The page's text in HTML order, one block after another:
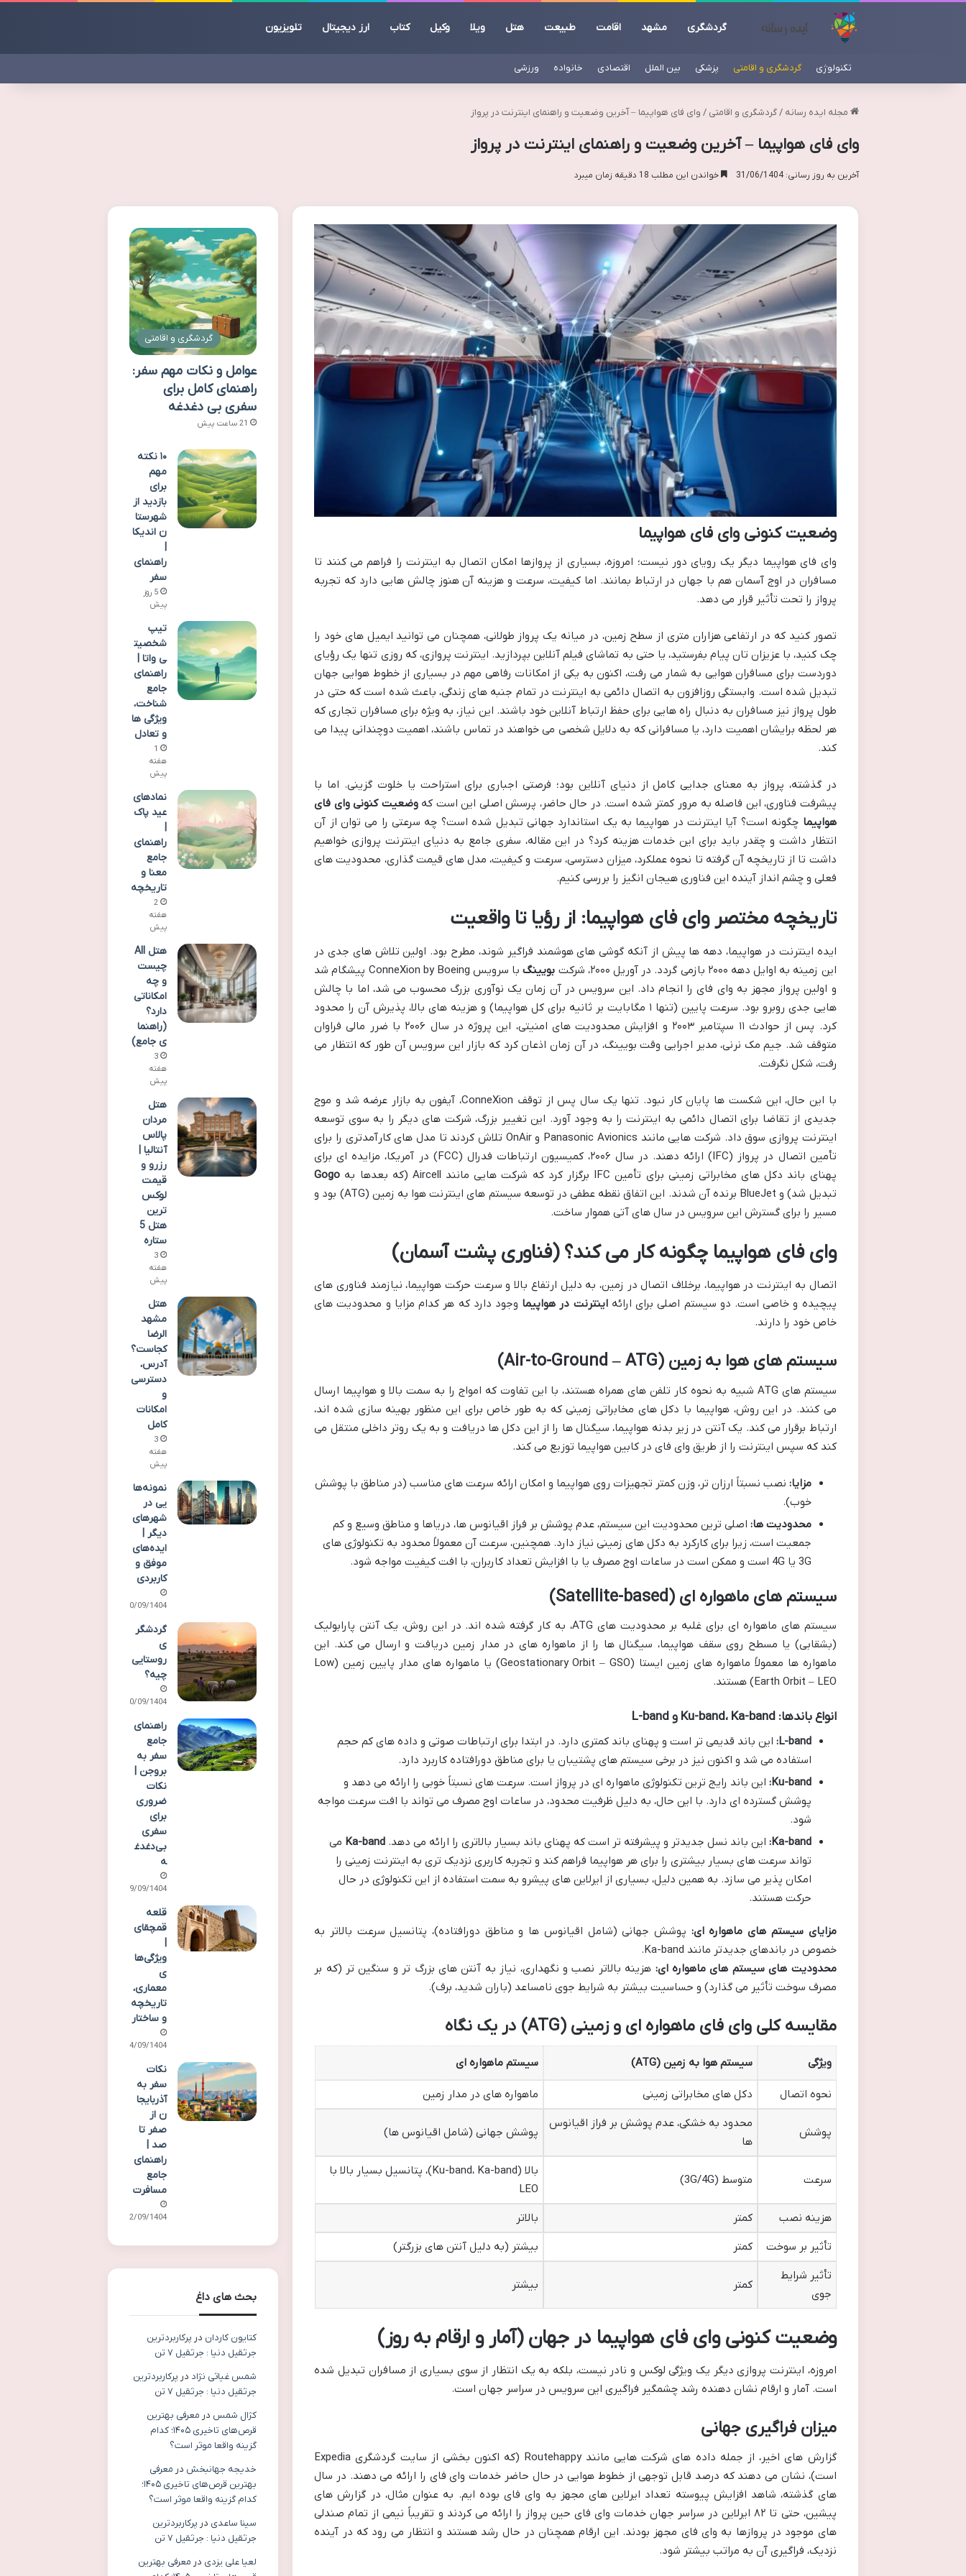
گردشگری مشهد اقامت طبیعت هتل ویلا وکیل کتاب ارز دیجیتال تلویزیون
تکنولوژی گردشگری و اقامتی پزشکی بین الملل اقتصادی خانواده ورزشی
مجله ایده رسانه / گردشگری و اقامتی / وای فای هواپیما – آخرین وضعیت و راهنمای اینترنت در پرواز
وای فای هواپیما – آخرین وضعیت و راهنمای اینترنت در پرواز
آخرین به روز رسانی: 31/06/1404 خواندن این مطلب 18 دقیقه زمان میبرد
وضعیت کنونی وای فای هواپیما
وای فای هواپیما دیگر یک رویای دور نیست؛ امروزه، بسیاری از پروازها امکان اتصال به اینترنت را فراهم می کنند تا
مسافران در اوج آسمان هم با جهان در ارتباط بمانند. اما کیفیت، سرعت و هزینه آن هنوز چالش هایی دارد که تجربه
پرواز را تحت تأثیر قرار می دهد.
تصور کنید که در ارتفاعی هزاران متری از سطح زمین، در میانه یک پرواز طولانی، همچنان می توانید ایمیل های خود را
چک کنید، با عزیزان تان پیام بفرستید، یا حتی به تماشای فیلم آنلاین بپردازید. اینترنت پروازی، که روزی تنها یک رؤیای
دوردست برای مسافران هوایی به شمار می رفت، اکنون به یکی از امکانات رفاهی مهم در بسیاری از خطوط هوایی جهان
تبدیل شده است. وابستگی روزافزون به اتصال دائمی به اینترنت در تمام جنبه های زندگی، باعث شده است که حتی در
طول پرواز نیز مسافران به دنبال راه هایی برای حفظ ارتباط آنلاین خود باشند. این نیاز، به ویژه برای مسافران تجاری که
هر لحظه برایشان اهمیت دارد، یا مسافرانی که به دلایل شخصی می خواهند در تماس باشند، اهمیت دوچندانی پیدا می
کند.
در گذشته، پرواز به معنای جدایی کامل از دنیای آنلاین بود؛ فرصتی اجباری برای استراحت یا خلوت گزینی. اما با
پیشرفت فناوری، این فاصله به مرور کمتر شده است. در حال حاضر، پرسش اصلی این است کهوضعیت کنونی وای فای
هواپیما چگونه است؟ آیا اینترنت در هواپیما به یک استاندارد جهانی تبدیل شده است؟ چه سرعتی را می توان از آن
انتظار داشت و چقدر باید برای این خدمات هزینه کرد؟ در این مقاله، سفری جامع به دنیای اینترنت پروازی خواهیم
داشت تا از تاریخچه آن گرفته تا نحوه عملکرد، میزان دسترسی، سرعت و کیفیت، مدل های قیمت گذاری، محدودیت های
فعلی و چشم انداز آینده این فناوری هیجان انگیز را بررسی کنیم.
تاریخچه مختصر وای فای هواپیما: از رؤیا تا واقعیت
ایده اینترنت در هواپیما، دهه ها پیش از آنکه گوشی های هوشمند فراگیر شوند، مطرح بود. اولین تلاش های جدی در
این زمینه به اوایل دهه ۲۰۰۰ بازمی گردد. در آوریل ۲۰۰۰، شرکت
بویینگ
با سرویس ConneXion by Boeing پیشگام شد
و اولین پرواز مجهز به وای فای را انجام داد. این سرویس در آن زمان یک نوآوری بزرگ محسوب می شد، اما با چالش
هایی جدی روبرو بود. سرعت پایین (تنها ۱ مگابایت بر ثانیه برای کل هواپیما) و هزینه های بالا، پذیرش آن را محدود
کرد. پس از حوادث ۱۱ سپتامبر ۲۰۰۳ و افزایش محدودیت های امنیتی، این پروژه در سال ۲۰۰۶ با ضرر مالی فراوان
متوقف شد. جیم مک نرنی، مدیر اجرایی وقت بویینگ، در آن زمان اذعان کرد که بازار این سرویس آن طور که انتظار می
رفت، شکل نگرفت.
با این حال، این شکست ها پایان کار نبود. تنها یک سال پس از توقف ConneXion، آیفون به بازار عرضه شد و موج
جدیدی از تقاضا برای اتصال دائمی به اینترنت را به وجود آورد. این تغییر بزرگ، شرکت های دیگر را به سوی توسعه
اینترنت پروازی سوق داد. شرکت هایی مانند Panasonic Avionics و OnAir تلاش کردند تا مدل های کارآمدتری را برای
تأمین اتصال در پرواز (IFC) ارائه دهند. در سال ۲۰۰۶، کمیسیون ارتباطات فدرال (FCC) در آمریکا، مزایده ای برای
پهنای باند دکل های مخابراتی زمینی برای تأمین IFC برگزار کرد که شرکت هایی مانند Aircell (که بعدها به
Gogo
تبدیل شد) و BlueJet برنده آن شدند. این اتفاق نقطه عطفی در توسعه سیستم های اینترنت هوا به زمین (ATG) بود و
مسیر را برای گسترش این سرویس در سال های آتی هموار ساخت.
وای فای هواپیما چگونه کار می کند؟ (فناوری پشت آسمان)
اتصال به اینترنت در هواپیما، برخلاف اتصال در زمین، به دلیل ارتفاع بالا و سرعت حرکت هواپیما، نیازمند فناوری های
پیچیده و خاصی است. دو سیستم اصلی برای ارائهاینترنت در هواپیما وجود دارد که هر کدام مزایا و محدودیت های
خاص خود را دارند.
سیستم های هوا به زمین (Air-to-Ground – ATG)
سیستم های ATG شبیه به نحوه کار تلفن های همراه هستند، با این تفاوت که امواج را به سمت بالا و هواپیما ارسال
می کنند. در این روش، هواپیما با دکل های مخابراتی زمینی که به طور خاص برای این منظور بهینه سازی شده اند،
ارتباط برقرار می کند. یک آنتن در زیر بدنه هواپیما، سیگنال ها را از این دکل ها دریافت و به یک روتر داخلی منتقل می
کند که سپس اینترنت را از طریق وای فای در کابین هواپیما توزیع می کند.
مزایا: نصب نسبتاً ارزان تر، وزن کمتر تجهیزات روی هواپیما و امکان ارائه سرعت های مناسب (در مناطق با پوشش
خوب).
محدودیت ها: اصلی ترین محدودیت این سیستم، عدم پوشش بر فراز اقیانوس ها، دریاها و مناطق وسیع و کم
جمعیت است، زیرا برای کارکرد به دکل های زمینی نیاز دارد. همچنین، سرعت آن معمولاً محدود به تکنولوژی های
3G یا 4G است و ممکن است در ساعات اوج مصرف یا با افزایش تعداد کاربران، با افت کیفیت مواجه شود.
سیستم های ماهواره ای (Satellite-based)
سیستم های ماهواره ای برای غلبه بر محدودیت های ATG، به کار گرفته شده اند. در این روش، یک آنتن پارابولیک
(بشقابی) یا مسطح روی سقف هواپیما، سیگنال ها را از ماهواره های در مدار زمین دریافت و ارسال می کند. این
ماهواره ها معمولاً ماهواره های زمین ایستا (Geostationary Orbit – GSO) یا ماهواره های مدار پایین زمین (Low
Earth Orbit – LEO) هستند.
انواع باندها: Ku-band، Ka-band و L-band
L-band: این باند قدیمی تر است و پهنای باند کمتری دارد. در ابتدا برای ارتباطات صوتی و داده های کم حجم
استفاده می شد و اکنون نیز در برخی سیستم های پشتیبان یا برای مناطق دورافتاده کاربرد دارد.
Ku-band: این باند رایج ترین تکنولوژی ماهواره ای در پرواز است. سرعت های نسبتاً خوبی را ارائه می دهد و
پوشش گسترده ای دارد. با این حال، به دلیل ظرفیت محدود، در ساعات اوج مصرف می تواند با افت سرعت مواجه
شود.
Ka-band: این باند نسل جدیدتر و پیشرفته تر است که پهنای باند بسیار بالاتری را ارائه می دهد.Ka-band می
تواند سرعت های بسیار بیشتری را برای هر هواپیما فراهم کند و تجربه کاربری نزدیک تری به اینترنت زمینی را
امکان پذیر می سازد. به همین دلیل، بسیاری از ایرلاین های پیشرو به سمت استفاده از این تکنولوژی در حال
حرکت هستند.
مزایای سیستم های ماهواره ای: پوشش جهانی (شامل اقیانوس ها و مناطق دورافتاده)، پتانسیل سرعت بالاتر به
خصوص در باندهای جدیدتر مانند Ka-band.
محدودیت های سیستم های ماهواره ای: هزینه بالاتر نصب و نگهداری، نیاز به آنتن های بزرگ تر و سنگین تر (که بر
مصرف سوخت تأثیر می گذارد) و حساسیت بیشتر به شرایط جوی نامساعد (باران شدید، برف).
مقایسه کلی وای فای ماهواره ای و زمینی (ATG) در یک نگاه
ویژگی سیستم هوا به زمین (ATG) سیستم ماهواره ای
نحوه اتصال دکل های مخابراتی زمینی ماهواره های در مدار زمین
پوشش
محدود به خشکی، عدم پوشش بر فراز اقیانوس
ها
پوشش جهانی (شامل اقیانوس ها)
سرعت متوسط (3G/4G)
بالا (Ku-band، Ka-band)، پتانسیل بسیار بالا با
LEO
هزینه نصب
کمتر
بالاتر
تأثیر بر سوخت
کمتر
بیشتر (به دلیل آنتن های بزرگتر)
تأثیر شرایط
جوی
کمتر بیشتر
وضعیت کنونی وای فای هواپیما در جهان (آمار و ارقام به روز)
امروزه، اینترنت پروازی دیگر یک ویژگی لوکس و نادر نیست، بلکه به یک انتظار از سوی بسیاری از مسافران تبدیل شده
است. آمار و ارقام نشان دهنده رشد چشمگیر فراگیری این سرویس در سراسر جهان است.
میزان فراگیری جهانی
گزارش های اخیر، از جمله داده های شرکت هایی مانند Routehappy (که اکنون بخشی از سایت گردشگری Expedia
است)، نشان می دهند که درصد قابل توجهی از خطوط هوایی در حال حاضر خدمات وای فای را ارائه می دهند. در سال
های گذشته، شاهد افزایش پیوسته تعداد ایرلاین های مجهز به وای فای بوده ایم. به عنوان مثال، در گزارش های
پیشین، حتی تا ۸۲ ایرلاین در سراسر جهان خدمات وای فای حین پرواز را ارائه می کردند و تقریباً نیمی از تمام صندلی
های موجود در پروازها به وای فای مجهز بودند. این ارقام همچنان در حال رشد هستند و انتظار می رود که در آینده
نزدیک، فراگیری آن به مراتب بیشتر شود.
گردشگری و اقامتی
عوامل و نکات مهم سفر:
راهنمای کامل برای
سفری بی دغدغه
21 ساعت پیش
۱۰ نکته
مهم
برای
بازدید از
شهرستا
ن اندیکا
راهنمای
سفر
5 روز
پیش
تیپ
شخصیت
ی واتا |
راهنمای
جامع
شناخت،
ویژگی ها
و تعادل
1
هفته
پیش
نمادهای
عید پاک
راهنمای
جامع
معنا و
تاریخچه
2
هفته
پیش
هتل All
چیست
و چه
امکاناتی
دارد؟
(راهنما
ی جامع)
3
هفته
پیش
هتل
مردان
پالاس
آنتالیا |
رزرو و
قیمت
لوکس
ترین
هتل 5
ستاره
3
هفته
پیش
هتل
مشهد
الرضا
کجاست؟
آدرس،
دسترسی
و
امکانات
کامل
3
هفته
پیش
نمونه‌ها
یی در
شهرهای
دیگر |
ایده‌های
موفق و
کاربردی
30/09/1404
گردشگر
ی
روستایی
چیه؟
30/09/1404
راهنمای
جامع
سفر به
بروجن |
نکات
ضروری
برای
سفری
بی‌دغدغ
ه
29/09/1404
قلعه
قمچقای
ویژگی‌ها
ی
معماری،
تاریخچه
و ساختار
24/09/1404
نکات
سفر به
آذربایجا
ن از
صفر تا
صد |
راهنمای
جامع
مسافرت
22/09/1404
بحث های داغ
کتایون کاردان در پرکاربردترین
جرثقیل دنیا : جرثقیل ۷ تن
شمس غیاثی نژاد در پرکاربردترین
جرثقیل دنیا : جرثقیل ۷ تن
کژال شمس در معرفی بهترین
قرص‌های تاخیری ۱۴۰۵؛ کدام
گزینه واقعا موثر است؟
خدیجه جهانبخش در معرفی
بهترین قرص‌های تاخیری ۱۴۰۵؛
کدام گزینه واقعا موثر است؟
سینا ساعدی در پرکاربردترین
جرثقیل دنیا : جرثقیل ۷ تن
لعیا علی یزدی در معرفی بهترین